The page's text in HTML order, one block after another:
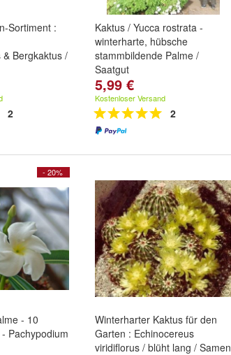
Sortiment :
Bergkaktus /
2
Kaktus / Yucca rostrata -
winterharte, hübsche
stammbildende Palme /
Saatgut
5,99 €
Kostenloser Versand
2
- 20%
- 10
Pachypodium
Winterharter Kaktus für den
Garten : Echinocereus
viridiflorus / blüht lang / Samen